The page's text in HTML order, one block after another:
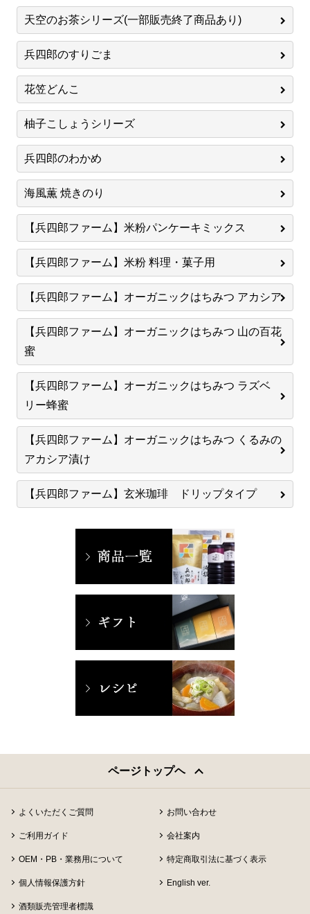
天空のお茶シリーズ(一部販売終了商品あり)
兵四郎のすりごま
花笠どんこ
柚子こしょうシリーズ
兵四郎のわかめ
海風薫 焼きのり
【兵四郎ファーム】米粉パンケーキミックス
【兵四郎ファーム】米粉 料理・菓子用
【兵四郎ファーム】オーガニックはちみつ アカシア
【兵四郎ファーム】オーガニックはちみつ 山の百花
蜜
【兵四郎ファーム】オーガニックはちみつ ラズベ
リー蜂蜜
【兵四郎ファーム】オーガニックはちみつ くるみの
アカシア漬け
【兵四郎ファーム】玄米珈琲 ドリップタイプ
ページトップヘ
よくいただくご質問 お問い合わせ
ご利用ガイド 会社案内
OEM・PB・業務用について 特定商取引法に基づく表示
個人情報保護方針 English ver.
酒類販売管理者標識